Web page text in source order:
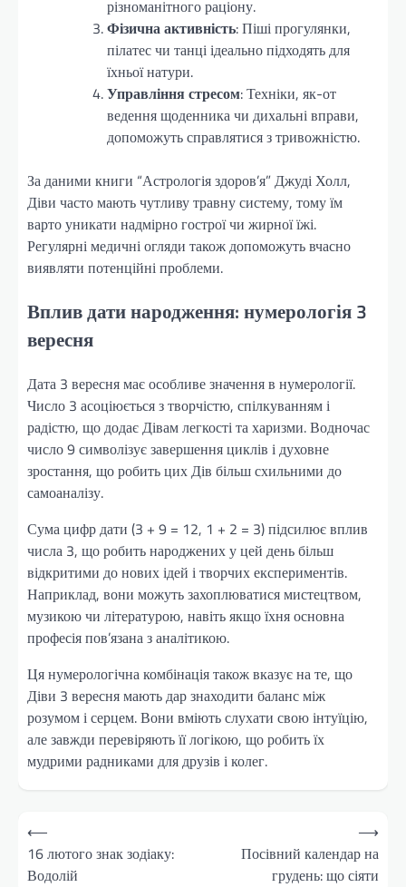
різноманітного раціону.
Фізична активність: Піші прогулянки,
пілатес чи танці ідеально підходять для
їхньої натури.
Управління стресом: Техніки, як-от
ведення щоденника чи дихальні вправи,
допоможуть справлятися з тривожністю.
За даними книги “Астрологія здоров’я” Джуді Холл,
Діви часто мають чутливу травну систему, тому їм
варто уникати надмірно гострої чи жирної їжі.
Регулярні медичні огляди також допоможуть вчасно
виявляти потенційні проблеми.
Вплив дати народження: нумерологія 3
вересня
Дата 3 вересня має особливе значення в нумерології.
Число 3 асоціюється з творчістю, спілкуванням і
радістю, що додає Дівам легкості та харизми. Водночас
число 9 символізує завершення циклів і духовне
зростання, що робить цих Дів більш схильними до
самоаналізу.
Сума цифр дати (3 + 9 = 12, 1 + 2 = 3) підсилює вплив
числа 3, що робить народжених у цей день більш
відкритими до нових ідей і творчих експериментів.
Наприклад, вони можуть захоплюватися мистецтвом,
музикою чи літературою, навіть якщо їхня основна
професія пов’язана з аналітикою.
Ця нумерологічна комбінація також вказує на те, що
Діви 3 вересня мають дар знаходити баланс між
розумом і серцем. Вони вміють слухати свою інтуїцію,
але завжди перевіряють її логікою, що робить їх
мудрими радниками для друзів і колег.
Навігація
записів
⟵
16 лютого знак зодіаку:
Водолій
Посівний календар на
грудень: що сіяти
⟶